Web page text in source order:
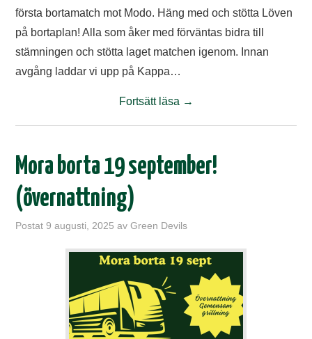
första bortamatch mot Modo. Häng med och stötta Löven
på bortaplan! Alla som åker med förväntas bidra till
stämningen och stötta laget matchen igenom. Innan
avgång laddar vi upp på Kappa…
Fortsätt läsa →
Mora borta 19 september!
(övernattning)
Postat9 augusti, 2025 avGreen Devils